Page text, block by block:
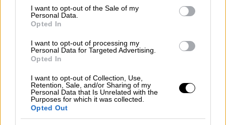
consent section.
I want to opt-out of the Sale of my
Personal Data.
Opted In
I want to opt-out of processing my
Personal Data for Targeted Advertising.
Opted In
I want to opt-out of Collection, Use,
Retention, Sale, and/or Sharing of my
Personal Data that Is Unrelated with the
Purposes for which it was collected.
Opted Out
Τα σχόλια της Γκόλντμπεργκ δέχτηκαν
κριτική από ακτιβιστές στο διαδίκτυο που
τα χαρακτήρισαν επικίνδυνα.
«Όχι Γούπι Γκόλντμπεργκ, το Ολοκαύτωμα
αφορούσε τη συστηματική εξόντωση του
εβραϊκού λαού από τους Ναζί, που
θεωρήθηκε ότι είναι κατώτερης φυλής.
Τους αφαίρεσαν την ανθρώπινη υπόστασή